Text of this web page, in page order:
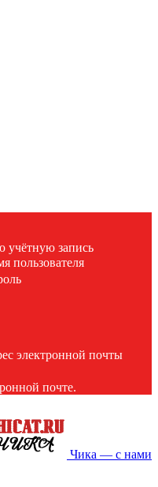
учётную запись
пользователя
электронной почты
почте.
Чика — с нами